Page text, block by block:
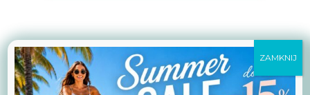
ZAMKNIJ